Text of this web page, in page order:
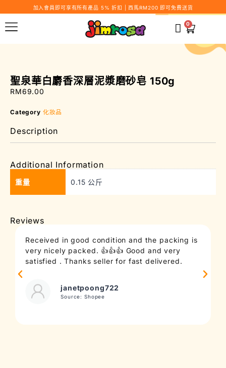
加入會員即可享有所有產品 5% 折扣 | 西馬RM200 即可免費送貨
0
聖泉華白麝香深層泥漿磨砂皂 150g
RM69.00
Category 化妝品
Description
Additional Information
重量 0.15 公斤
Reviews
Received in good condition and the packing is
very nicely packed. 👍👍👍 Good and very
satisfied . Thanks seller for fast delivered.
janetpoong722
Source: Shopee